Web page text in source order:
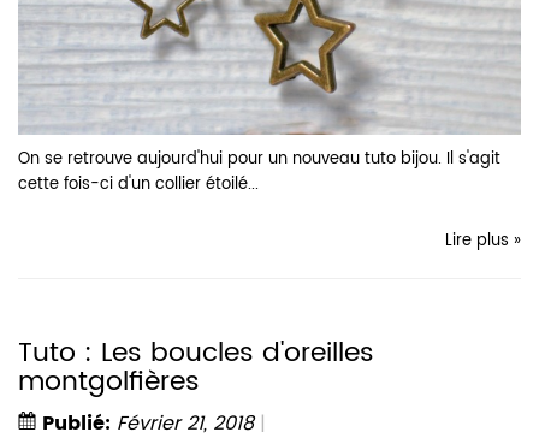
On se retrouve aujourd'hui pour un nouveau tuto bijou. Il s'agit
cette fois-ci d'un collier étoilé...
Lire plus »
Tuto : Les boucles d'oreilles
montgolfières
Publié: Février 21, 2018